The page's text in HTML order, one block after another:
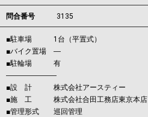
問合番号 3135
■駐車場 1台（平置式）
■バイク置場 ―
■駐輪場 有
―――――――
■設 計 株式会社アースティー
■施 工 株式会社合田工務店東京本店
■管理形式 巡回管理